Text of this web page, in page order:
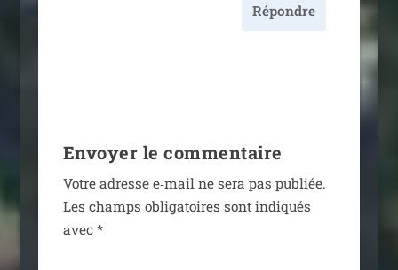
Répondre
Envoyer le commentaire
Votre adresse e‑mail ne sera pas publiée.
Les champs obli­ga­toires sont indi­qués
avec *